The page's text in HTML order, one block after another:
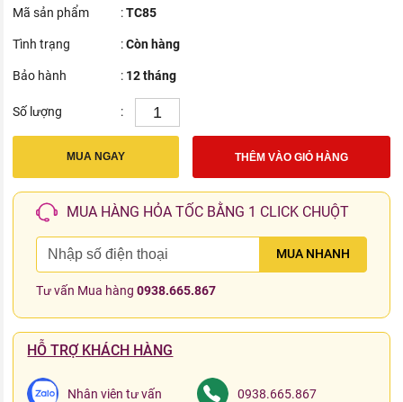
Mã sản phẩm :TC85
Tình trạng :Còn hàng
Bảo hành : 12 tháng
Số lượng :
MUA NGAY THÊM VÀO GIỎ HÀNG
MUA HÀNG HỎA TỐC BẰNG 1 CLICK CHUỘT
MUA NHANH
Tư vấn Mua hàng0938.665.867
HỖ TRỢ KHÁCH HÀNG
Nhân viên tư vấn 0938.665.867